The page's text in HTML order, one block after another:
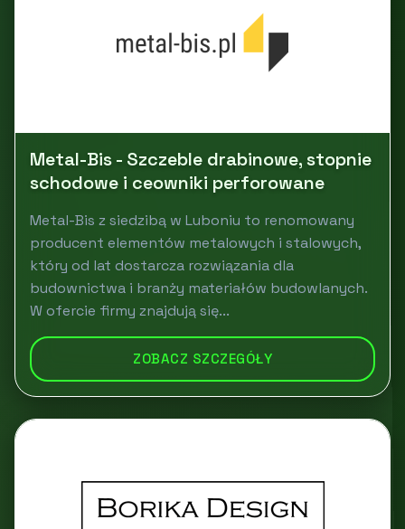
Metal-Bis - Szczeble drabinowe, stopnie
schodowe i ceowniki perforowane
Metal-Bis z siedzibą w Luboniu to renomowany
producent elementów metalowych i stalowych,
który od lat dostarcza rozwiązania dla
budownictwa i branży materiałów budowlanych.
W ofercie firmy znajdują się...
ZOBACZ SZCZEGÓŁY